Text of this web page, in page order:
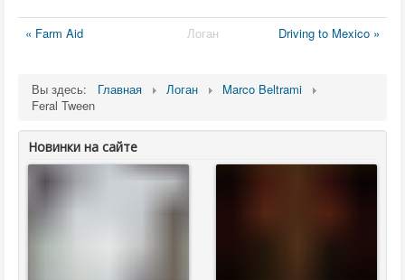
« Farm Aid Логан Driving to Mexico »
Вы здесь: Главная Логан
Marco Beltrami
Feral Tween
Новинки на сайте